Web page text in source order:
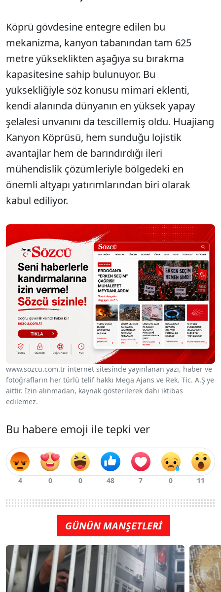
Köprü gövdesine entegre edilen bu
mekanizma, kanyon tabanından tam 625
metre yükseklikten aşağıya su bırakma
kapasitesine sahip bulunuyor. Bu
yüksekliğiyle söz konusu mimari eklenti,
kendi alanında dünyanın en yüksek yapay
şelalesi unvanını da tescillemiş oldu. Huajiang
Kanyon Köprüsü, hem sunduğu lojistik
avantajlar hem de barındırdığı ileri
mühendislik çözümleriyle bölgedeki en
önemli altyapı yatırımlarından biri olarak
kabul ediliyor.
www.sozcu.com.tr internet sitesinde yayınlanan yazı, haber ve
fotoğrafların her türlü telif hakkı Mega Ajans ve Rek. Tic. A.Ş'ye
aittir. İzin alınmadan, kaynak gösterilerek dahi iktibas
edilemez.
Bu habere emoji ile tepki ver
GÜNÜN MANŞETLERİ